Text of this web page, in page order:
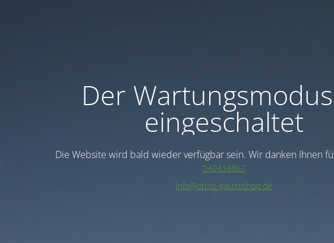
Der
eingeschaltet
Die Website wird bald wieder verfügbar sein. Wir danken Ihnen
040434867
info@ottos-gastroshop.de